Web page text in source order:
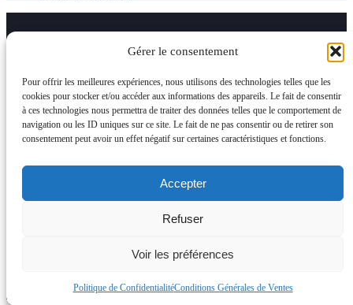
Gérer le consentement
Pour offrir les meilleures expériences, nous utilisons des technologies telles que les
cookies pour stocker et/ou accéder aux informations des appareils. Le fait de consentir
à ces technologies nous permettra de traiter des données telles que le comportement de
navigation ou les ID uniques sur ce site. Le fait de ne pas consentir ou de retirer son
consentement peut avoir un effet négatif sur certaines caractéristiques et fonctions.
Accepter
Refuser
Voir les préférences
Politique de ConfidentialitéConditions Générales de Ventes